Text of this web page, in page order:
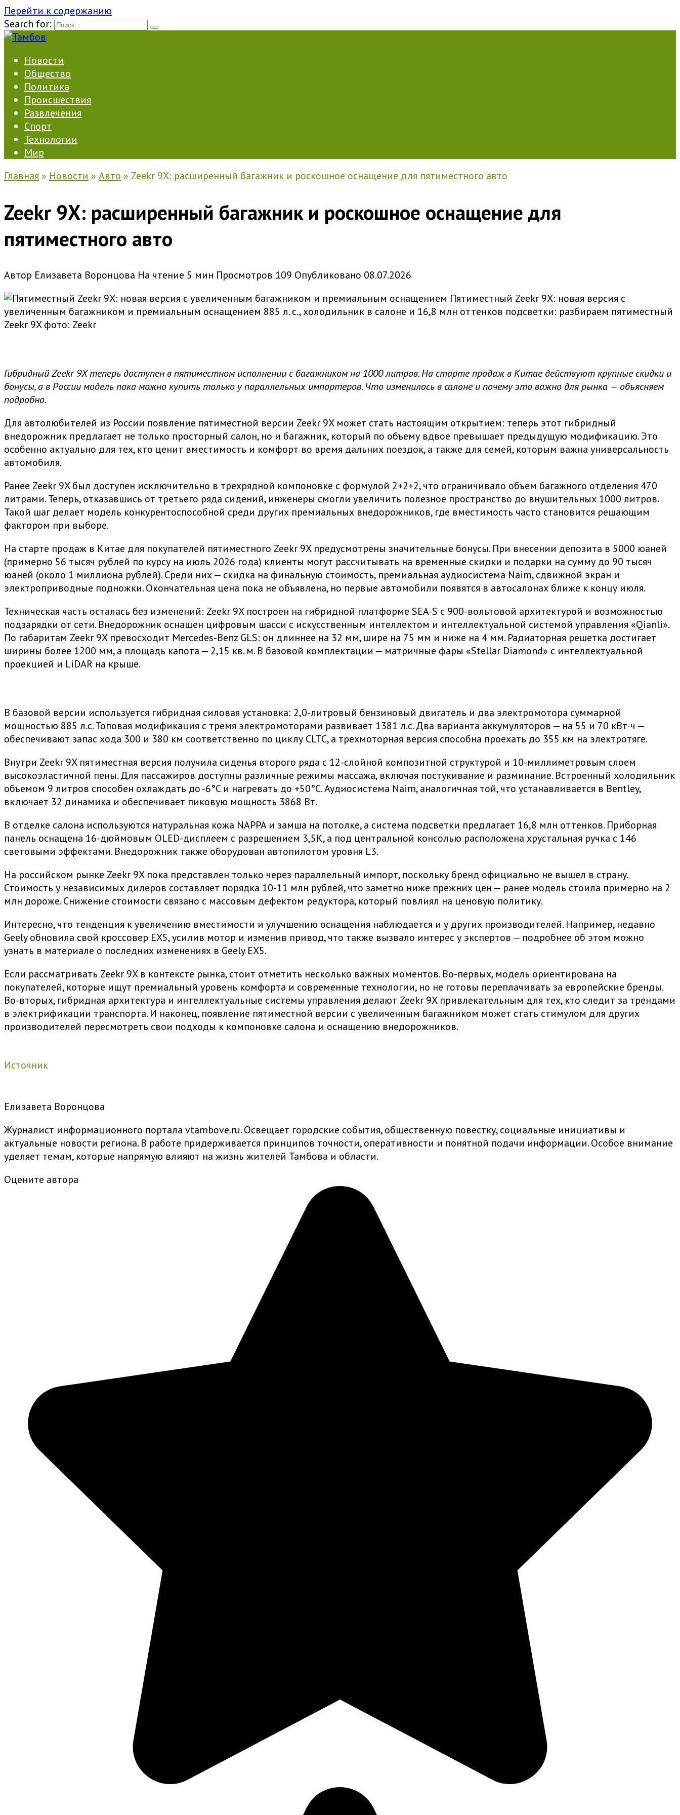
Перейти к содержанию
Search for:
Новости
Общество
Политика
Происшествия
Развлечения
Спорт
Технологии
Мир
Главная » Новости » Авто » Zeekr 9X: расширенный багажник и роскошное оснащение для пятиместного авто
Zeekr 9X: расширенный багажник и роскошное оснащение для
пятиместного авто
Автор Елизавета Воронцова На чтение 5 мин Просмотров 109 Опубликовано 08.07.2026
Пятиместный Zeekr 9X: новая версия с
увеличенным багажником и премиальным оснащением 885 л. с., холодильник в салоне и 16,8 млн оттенков подсветки: разбираем пятиместный
Zeekr 9Xфото: Zeekr
Гибридный Zeekr 9X теперь доступен в пятиместном исполнении с багажником на 1000 литров. На старте продаж в Китае действуют крупные скидки и
бонусы, а в России модель пока можно купить только у параллельных импортеров. Что изменилось в салоне и почему это важно для рынка — объясняем
подробно.
Для автолюбителей из России появление пятиместной версии Zeekr 9X может стать настоящим открытием: теперь этот гибридный
внедорожник предлагает не только просторный салон, но и багажник, который по объему вдвое превышает предыдущую модификацию. Это
особенно актуально для тех, кто ценит вместимость и комфорт во время дальних поездок, а также для семей, которым важна универсальность
автомобиля.
Ранее Zeekr 9X был доступен исключительно в трехрядной компоновке с формулой 2+2+2, что ограничивало объем багажного отделения 470
литрами. Теперь, отказавшись от третьего ряда сидений, инженеры смогли увеличить полезное пространство до внушительных 1000 литров.
Такой шаг делает модель конкурентоспособной среди других премиальных внедорожников, где вместимость часто становится решающим
фактором при выборе.
На старте продаж в Китае для покупателей пятиместного Zeekr 9X предусмотрены значительные бонусы. При внесении депозита в 5000 юаней
(примерно 56 тысяч рублей по курсу на июль 2026 года) клиенты могут рассчитывать на временные скидки и подарки на сумму до 90 тысяч
юаней (около 1 миллиона рублей). Среди них — скидка на финальную стоимость, премиальная аудиосистема Naim, сдвижной экран и
электроприводные подножки. Окончательная цена пока не объявлена, но первые автомобили появятся в автосалонах ближе к концу июля.
Техническая часть осталась без изменений: Zeekr 9X построен на гибридной платформе SEA-S с 900-вольтовой архитектурой и возможностью
подзарядки от сети. Внедорожник оснащен цифровым шасси с искусственным интеллектом и интеллектуальной системой управления «Qianli».
По габаритам Zeekr 9X превосходит Mercedes-Benz GLS: он длиннее на 32 мм, шире на 75 мм и ниже на 4 мм. Радиаторная решетка достигает
ширины более 1200 мм, а площадь капота — 2,15 кв. м. В базовой комплектации — матричные фары «Stellar Diamond» с интеллектуальной
проекцией и LiDAR на крыше.
В базовой версии используется гибридная силовая установка: 2,0-литровый бензиновый двигатель и два электромотора суммарной
мощностью 885 л.с. Топовая модификация с тремя электромоторами развивает 1381 л.с. Два варианта аккумуляторов — на 55 и 70 кВт·ч —
обеспечивают запас хода 300 и 380 км соответственно по циклу CLTC, а трехмоторная версия способна проехать до 355 км на электротяге.
Внутри Zeekr 9X пятиместная версия получила сиденья второго ряда с 12-слойной композитной структурой и 10-миллиметровым слоем
высокоэластичной пены. Для пассажиров доступны различные режимы массажа, включая постукивание и разминание. Встроенный холодильник
объемом 9 литров способен охлаждать до -6°C и нагревать до +50°C. Аудиосистема Naim, аналогичная той, что устанавливается в Bentley,
включает 32 динамика и обеспечивает пиковую мощность 3868 Вт.
В отделке салона используются натуральная кожа NAPPA и замша на потолке, а система подсветки предлагает 16,8 млн оттенков. Приборная
панель оснащена 16-дюймовым OLED-дисплеем с разрешением 3,5K, а под центральной консолью расположена хрустальная ручка с 146
световыми эффектами. Внедорожник также оборудован автопилотом уровня L3.
На российском рынке Zeekr 9X пока представлен только через параллельный импорт, поскольку бренд официально не вышел в страну.
Стоимость у независимых дилеров составляет порядка 10-11 млн рублей, что заметно ниже прежних цен — ранее модель стоила примерно на 2
млн дороже. Снижение стоимости связано с массовым дефектом редуктора, который повлиял на ценовую политику.
Интересно, что тенденция к увеличению вместимости и улучшению оснащения наблюдается и у других производителей. Например, недавно
Geely обновила свой кроссовер EX5, усилив мотор и изменив привод, что также вызвало интерес у экспертов — подробнее об этом можно
узнать в материале о последних изменениях в Geely EX5.
Если рассматривать Zeekr 9X в контексте рынка, стоит отметить несколько важных моментов. Во-первых, модель ориентирована на
покупателей, которые ищут премиальный уровень комфорта и современные технологии, но не готовы переплачивать за европейские бренды.
Во-вторых, гибридная архитектура и интеллектуальные системы управления делают Zeekr 9X привлекательным для тех, кто следит за трендами
в электрификации транспорта. И наконец, появление пятиместной версии с увеличенным багажником может стать стимулом для других
производителей пересмотреть свои подходы к компоновке салона и оснащению внедорожников.
Источник
Елизавета Воронцова
Журналист информационного портала vtambove.ru. Освещает городские события, общественную повестку, социальные инициативы и
актуальные новости региона. В работе придерживается принципов точности, оперативности и понятной подачи информации. Особое внимание
уделяет темам, которые напрямую влияют на жизнь жителей Тамбова и области.
Оцените автора